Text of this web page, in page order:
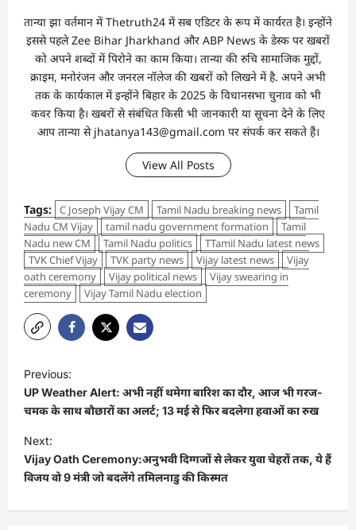
तान्‍या झा वर्तमान में Thetruth24 में सब एडिटर के रूप में कार्यरत है। इन्होंने
इससे पहले Zee Bihar Jharkhand और ABP News के डेस्क पर खबरों
को अपने शब्दों में पिरोने का काम किया। तान्‍या की रुचि सामाजिक मुद्दों,
क्राइम, मनोरंजन और जनरल नॉलेज की खबरों को लिखने में है. अपने अभी
तक के कार्यकाल में इन्होंने बिहार के 2025 के विधानसभा चुनाव को भी
कवर किया है। खबरों से संबंधित किसी भी जानकारी या सूचना देने के लिए
आप तान्‍या से jhatanya143@gmail.com पर संपर्क कर सकते हैं।
View All Posts
Tags: C Joseph Vijay CM Tamil Nadu breaking news
Tamil
Nadu CM Vijay
tamil nadu government formation
Tamil
Nadu new CM
Tamil Nadu politics
TTamil Nadu latest news
TVK Chief Vijay
TVK party news Vijay latest news
Vijay
oath ceremony
Vijay political news
Vijay swearing in
ceremony
Vijay Tamil Nadu election
Previous:
UP Weather Alert: अभी नहीं थमेगा बारिश का दौर, आज भी गरज-
चमक के साथ बौछारों का अलर्ट; 13 मई से फिर बदलेगा हवाओं का रुख
Next:
Vijay Oath Ceremony:अनुभवी दिग्गजों से लेकर युवा चेहरों तक, ये हैं
विजय वो 9 मंत्री जो बदलेंगे तमिलनाडु की किस्मत